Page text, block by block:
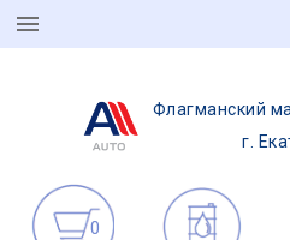
Флагманский
г.
0